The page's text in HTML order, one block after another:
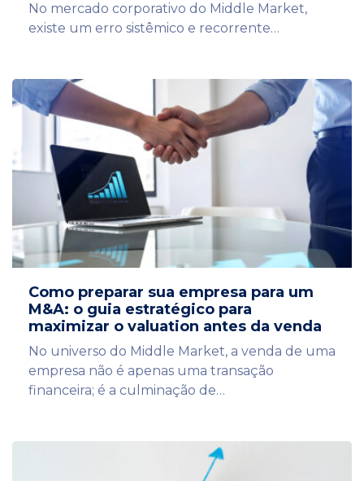
No mercado corporativo do Middle Market,
existe um erro sistêmico e recorrente…
Como preparar sua empresa para um
M&A: o guia estratégico para
maximizar o valuation antes da venda
No universo do Middle Market, a venda de uma
empresa não é apenas uma transação
financeira; é a culminação de…